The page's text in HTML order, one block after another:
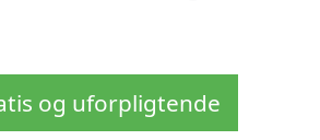
og uforpligtende